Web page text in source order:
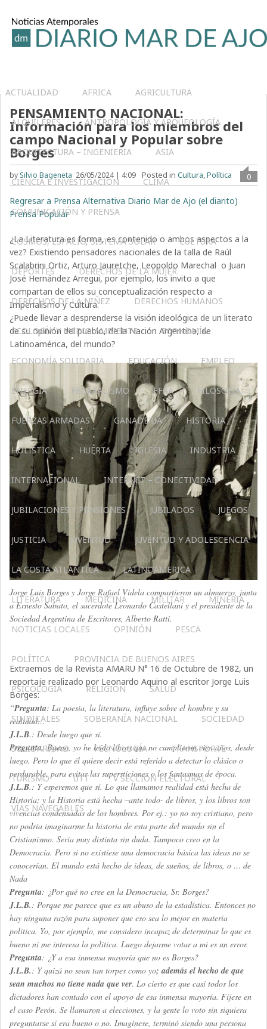
ACTUALIDAD AFRICA AGRICULTURA
ALQUILERES ANTROPOLOGÍA Y ARQUEOLOGÍA
ARQUITECTURA – INGENIERIA ASIA
CIENCIA E INVESTIGACIÓN CLIMA
COMUNICACIÓN Y PRENSA
COSMOS, ESPACIO, SISTEMA SOLAR CULTURA
DEPORTES DERECHOS DE LA MUJER
DERECHOS DE LA NIÑEZ DERECHOS HUMANOS
ECOLOGÍA Y MEDIO AMBIENTE ECONOMÍA
ECONOMÍA SOLIDARIA EDUCACIÓN EMPLEO
ENERGÍA FEDERALISMO FFAA FILOSOFÍA
FUERZAS ARMADAS GANADERIA HISTORIA
HOLÍSTICA HUERTA IGLESIA INDUSTRIA
INTERNACIONAL INTERNET – CONECTIVIDAD
JUBILACIONES Y PENSIONES JUBILADOS JUEGOS
JUSTICIA JUVENTUD JUVENTUD Y ADOLESCENCIA
LA COSTA ATLÁNTICA LATINOAMERICA
LITERATURA MEDICINA MILITAR MINERIA
NOTICIAS LOCALES OPINIÓN PESCA
POLÍTICA PROVINCIA DE BUENOS AIRES
PSICOLOGÍA RELIGIÓN SALUD
SINDICALES SOBERANÍA NACIONAL SOCIEDAD
SOLIDARIDAD TECNOLOGÍA TRANSPORTE
TURISMO UTT V SECCIÓN ELECTORAL
VÍAS NAVEGABLES
PENSAMIENTO NACIONAL:
Información para los miembros del
campo Nacional y Popular sobre
Borges
by Silvio Bageneta 26/05/2024 | 4:09 0
Posted in Cultura,Política
Regresar a Prensa Alternativa Diario Mar de Ajo (el diarito)
Prensa Popular
¿La Literatura es forma, es contenido o ambos aspectos a la
vez? Existiendo pensadores nacionales de la talla de Raúl
Scalabrini Ortiz, Arturo Jauretche, Leopoldo Marechal o Juan
José Hernández Arregui, por ejemplo, los invito a que
compartan de ellos su conceptualización respecto a
Imperialismo y Cultura.
¿Puede llevar a desprenderse la visión ideológica de un literato
de su opinión del pueblo, de la Nación Argentina, de
Latinoamérica, del mundo?
Jorge Luis Borges y Jorge Rafael Videla compartieron un almuerzo, junta
a Ernesto Sabato, el sacerdote Leonardo Castellani y el presidente de la
Sociedad Argentina de Escritores, Alberto Ratti.
Extraemos de la Revista AMARU N° 16 de Octubre de 1982, un
reportaje realizado por Leonardo Aquino al escritor Jorge Luis
Borges:
“Pregunta: La poesía, la literatura, influye sobre el hombre y su
realidad…
J.L.B.: Desde luego que sí.
Pregunta: Bueno, yo he leído libros que no cumplieron cien años, desde
luego. Pero lo que él quiere decir está referido a detectar lo clásico o
perdurable, para evitar las supersticiones o los fantasmas de época.
J.L.B.: Y esperemos que sí. Lo que llamamos realidad está hecha de
Historia; y la Historia está hecha –ante todo- de libros, y los libros son
vivencias condensadas de los hombres. Por ej.: yo no soy cristiano, pero
no podría imaginarme la historia de esta parte del mundo sin el
Cristianismo. Sería muy distinta sin duda. Tampoco creo en la
Democracia. Pero si no existiese una democracia básica las ideas no se
conocerían. El mundo está hecho de ideas, de sueños, de libros, o … de
Nada
Pregunta: ¿Por qué no cree en la Democracia, Sr. Borges?
J.L.B.: Porque me parece que es un abuso de la estadística. Entonces no
hay ninguna razón para suponer que eso sea lo mejor en materia
política. Yo, por ejemplo, me considero incapaz de determinar lo que es
bueno ni me interesa la política. Luego dejarme votar a mi es un error.
Pregunta: ¿Y a esa inmensa mayoría que no es Borges?
J.L.B.: Y quizá no sean tan torpes como yo; además el hecho de que
sean muchos no tiene nada que ver. Lo cierto es que casi todos los
dictadores han contado con el apoyo de esa inmensa mayoría. Fíjese en
el caso Perón. Se llamaron a elecciones, y la gente lo voto sin siquiera
preguntarse si era bueno o no. Imagínese, terminó siendo una persona